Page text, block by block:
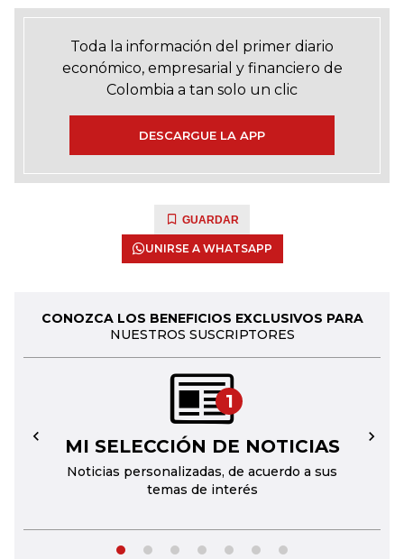
Toda la información del primer diario
económico, empresarial y financiero de
Colombia a tan solo un clic
DESCARGUE LA APP
GUARDAR
UNIRSE A WHATSAPP
CONOZCA LOS BENEFICIOS EXCLUSIVOS PARA
NUESTROS SUSCRIPTORES
1
MI SELECCIÓN DE NOTICIAS
Noticias personalizadas, de acuerdo a sus
temas de interés
← →